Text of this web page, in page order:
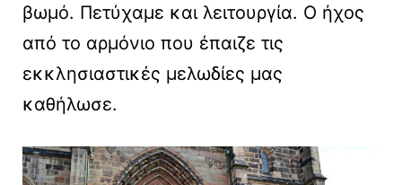
βωμό. Πετύχαμε και λειτουργία. Ο ήχος
από το αρμόνιο που έπαιζε τις
εκκλησιαστικές μελωδίες μας
καθήλωσε.